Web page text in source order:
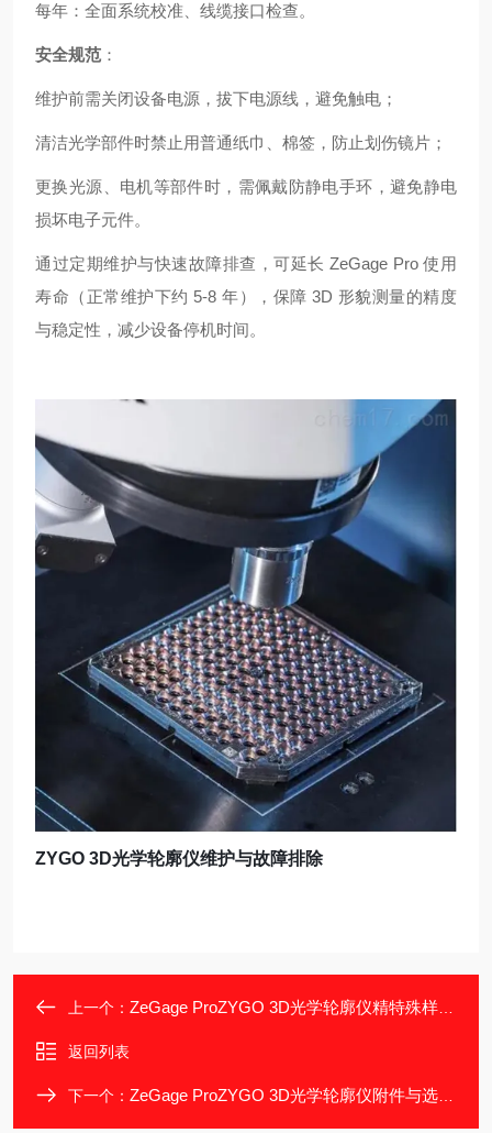
每年：全面系统校准、线缆接口检查。
安全规范 ：
维护前需关闭设备电源，拔下电源线，避免触电；
清洁光学部件时禁止用普通纸巾、棉签，防止划伤镜片；
更换光源、电机等部件时，需佩戴防静电手环，避免静电
损坏电子元件。
通过定期维护与快速故障排查，可延长 ZeGage Pro 使用
寿命（正常维护下约 5-8 年），保障 3D 形貌测量的精度
与稳定性，减少设备停机时间。
ZYGO 3D光学轮廓仪维护与故障排除
上一个： ZeGage ProZYGO 3D光学轮廓仪精特殊样品适配方案
返回列表
下一个： ZeGage ProZYGO 3D光学轮廓仪附件与选型建议